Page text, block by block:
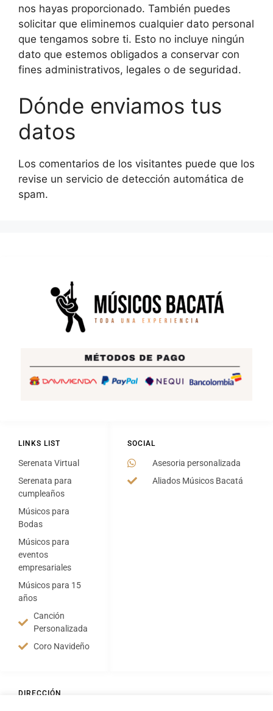
nos hayas proporcionado. También puedes
solicitar que eliminemos cualquier dato personal
que tengamos sobre ti. Esto no incluye ningún
dato que estemos obligados a conservar con
fines administrativos, legales o de seguridad.
Dónde enviamos tus
datos
Los comentarios de los visitantes puede que los
revise un servicio de detección automática de
spam.
DIRECCIÓN
SOCIAL
Asesoria personalizada
Aliados Músicos Bacatá
LINKS LIST
Serenata Virtual
Serenata para
cumpleaños
Músicos para
Bodas
Músicos para
eventos
empresariales
Músicos para 15
años
Canción
Personalizada
Coro Navideño